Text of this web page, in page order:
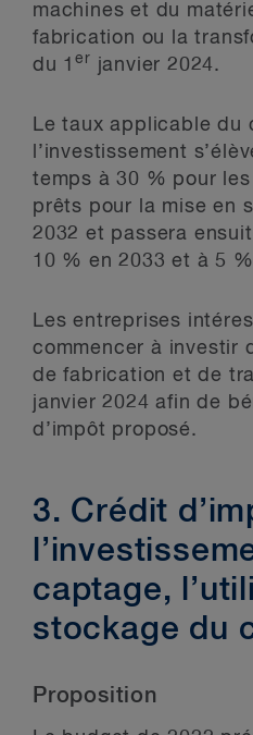
machines et du
fabrication ou la
du 1er janvier 2024.
Le taux applicable du
l’investissement
temps à 30 % pour
prêts pour la mise en
2032 et passera
10 % en 2033 et à 5
Les entreprises
commencer à investir
de fabrication et de
janvier 2024 afin de
d’impôt proposé.
3. Crédit
captage,
stockage du
Proposition